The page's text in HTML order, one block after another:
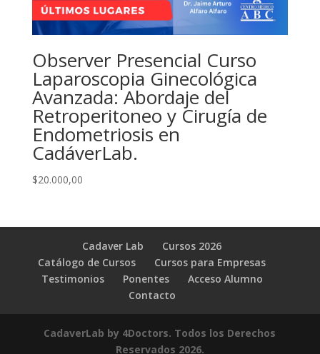
Observer Presencial Curso
Laparoscopia Ginecológica
Avanzada: Abordaje del
Retroperitoneo y Cirugía de
Endometriosis en
CadáverLab.
$20.000,00
Cadaver Lab
Cursos 2026
Catálogo de Cursos
Cursos para Empresas
Testimonios
Ponentes
Acceso Alumno
Contacto
CadaverLab by 4Doctors. Todos los Derechos
Reservados 2026.